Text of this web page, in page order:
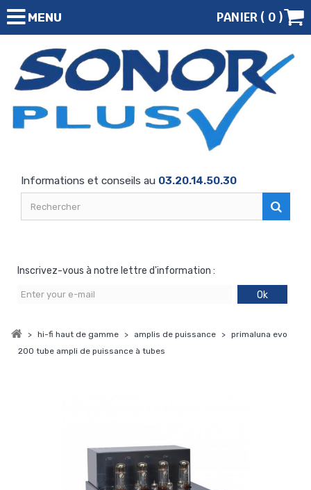
MENU PANIER ( 0 )
Informations et conseils au 03.20.14.50.30
Inscrivez-vous à notre lettre d'information :
Ok
> hi-fi haut de gamme > amplis de puissance > primaluna evo
200 tube ampli de puissance à tubes